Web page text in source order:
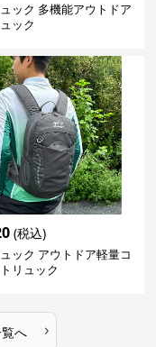
ック 多機能アウトドア
ック
(税込)
ック アウトドア軽量コ
リュック
へ ›